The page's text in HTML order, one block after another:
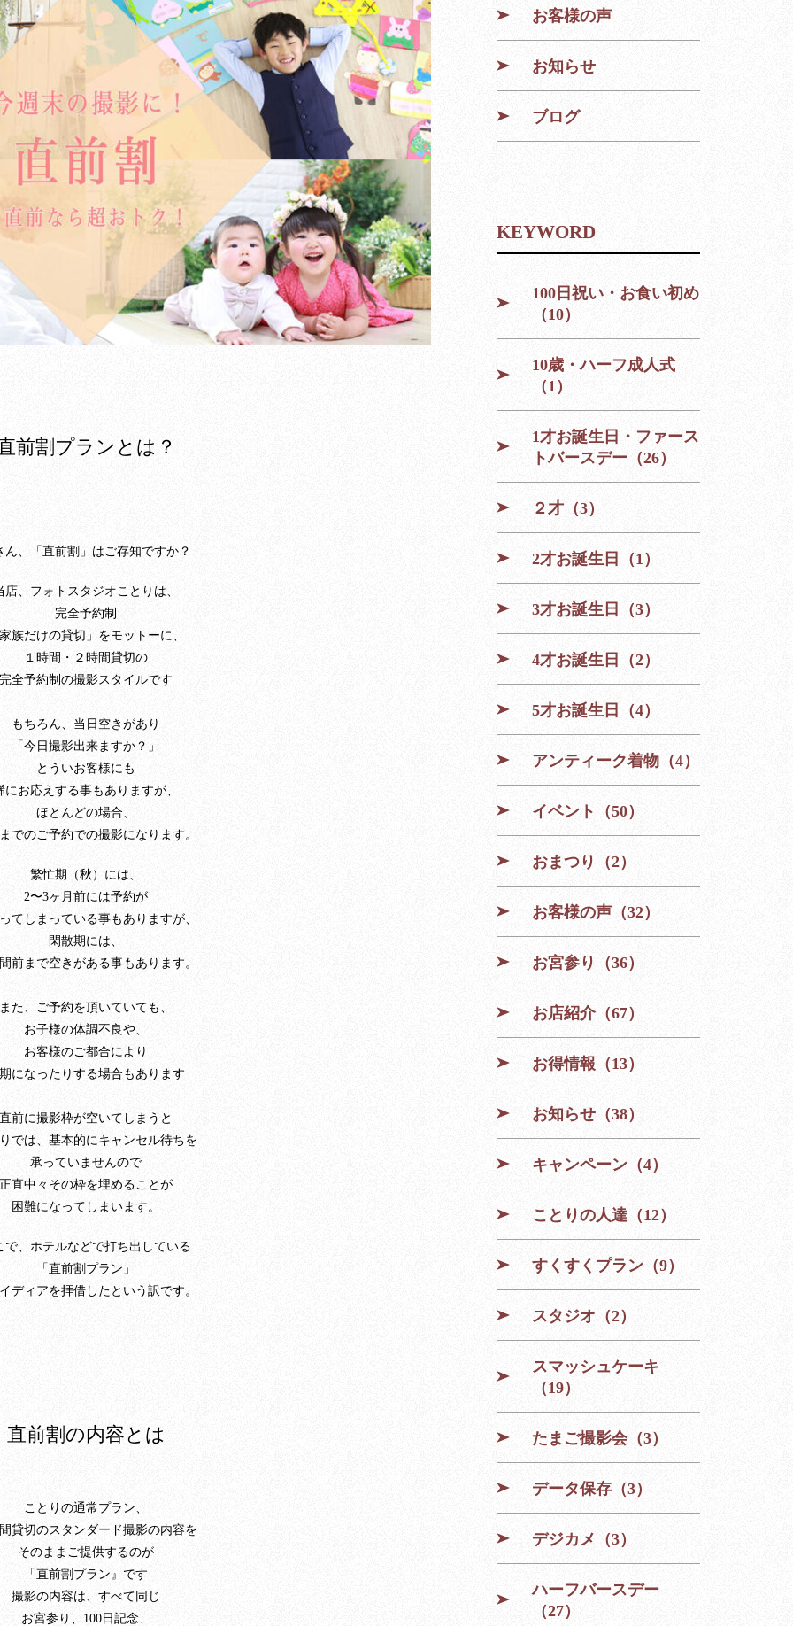
前割プランとは？
ん、「直前割」はご存知ですか？
店、フォトスタジオことりは、
完全予約制
族だけの貸切」をモットーに、
１時間・２時間貸切の
完全予約制の撮影スタイルです
もちろん、当日空きがあり
「今日撮影出来ますか？」
とういお客様にも
にお応えする事もありますが、
ほとんどの場合、
でのご予約での撮影になります。
繁忙期（秋）には、
2〜3ヶ月前には予約が
てしまっている事もありますが、
閑散期には、
前まで空きがある事もあります。
また、ご予約を頂いていても、
お子様の体調不良や、
お客様のご都合により
になったりする場合もあります
直前に撮影枠が空いてしまうと
では、基本的にキャンセル待ちを
承っていませんので
正直中々その枠を埋めることが
困難になってしまいます。
で、ホテルなどで打ち出している
「直前割プラン」
ディアを拝借したという訳です。
直前割の内容とは
ことりの通常プラン、
貸切のスタンダード撮影の内容を
そのままご提供するのが
「直前割プラン』です
撮影の内容は、すべて同じ
お宮参り、100日記念、
お客様の声
お知らせ
ブログ
KEYWORD
100日祝い・お食い初め
（10）
10歳・ハーフ成人式
（1）
1才お誕生日・ファース
トバースデー（26）
２才（3）
2才お誕生日（1）
3才お誕生日（3）
4才お誕生日（2）
5才お誕生日（4）
アンティーク着物（4）
イベント（50）
おまつり（2）
お客様の声（32）
お宮参り（36）
お店紹介（67）
お得情報（13）
お知らせ（38）
キャンペーン（4）
ことりの人達（12）
すくすくプラン（9）
スタジオ（2）
スマッシュケーキ
（19）
たまご撮影会（3）
データ保存（3）
デジカメ（3）
ハーフバースデー
（27）